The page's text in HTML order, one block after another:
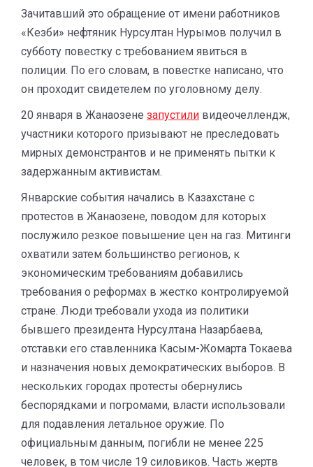
Зачитавший это обращение от имени работников
«Кезби» нефтяник Нурсултан Нурымов получил в
субботу повестку с требованием явиться в
полиции. По его словам, в повестке написано, что
он проходит свидетелем по уголовному делу.
20 января в Жанаозене запустили видеочеллендж,
участники которого призывают не преследовать
мирных демонстрантов и не применять пытки к
задержанным активистам.
Январские события начались в Казахстане с
протестов в Жанаозене, поводом для которых
послужило резкое повышение цен на газ. Митинги
охватили затем большинство регионов, к
экономическим требованиям добавились
требования о реформах в жестко контролируемой
стране. Люди требовали ухода из политики
бывшего президента Нурсултана Назарбаева,
отставки его ставленника Касым-Жомарта Токаева
и назначения новых демократических выборов. В
нескольких городах протесты обернулись
беспорядками и погромами, власти использовали
для подавления летальное оружие. По
официальным данным, погибли не менее 225
человек, в том числе 19 силовиков. Часть жертв